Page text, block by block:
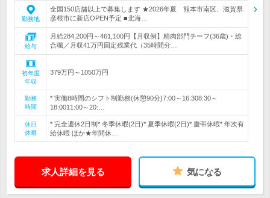
勤務地
全国150店舗以上で募集します ★2026年夏 熊本市南区、滋賀県
彦根市に新店OPEN予定 ■北海…
給与
月給284,200円～461,100円【月収例】精肉部門チーフ(36歳)・総
合職／月収41万円固定残業代（35時間分…
初年度
年収
379万円～1050万円
勤務
時間
* 実働8時間のシフト制勤務(休憩90分)7:00～16:308:30～
18:0011:00～20:…
休日
休暇
* 完全週休2日制* 冬季休暇(2日)* 夏季休暇(2日)* 慶弔休暇* 年次有
給休暇 ほか★年間休…
求人詳細を見る 気になる